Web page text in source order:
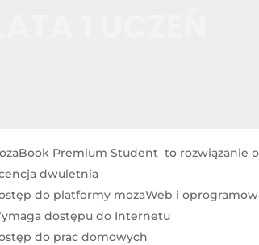
Premium Student to rozwiązanie
dwuletnia
do platformy mozaWeb i
dostępu do Internetu
do prac domowych